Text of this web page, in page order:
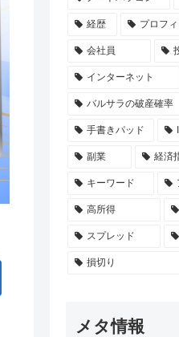
経歴 プロフ
会社員
インターネット
バルサラの破産確率
手書きパッド
副業 経済
キーワード
高所得
スプレッド
損切り
メタ情報